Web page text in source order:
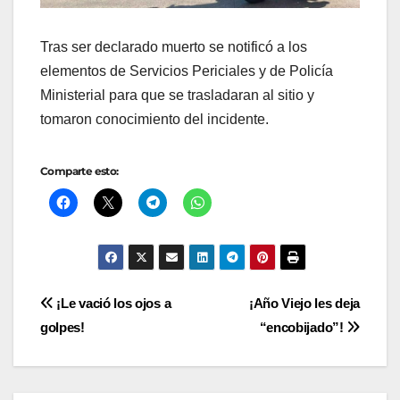
Tras ser declarado muerto se notificó a los
elementos de Servicios Periciales y de Policía
Ministerial para que se trasladaran al sitio y
tomaron conocimiento del incidente.
Comparte esto:
Navegación
de
¡Año Viejo les deja
“encobijado”!
¡Le vació los ojos a
golpes!